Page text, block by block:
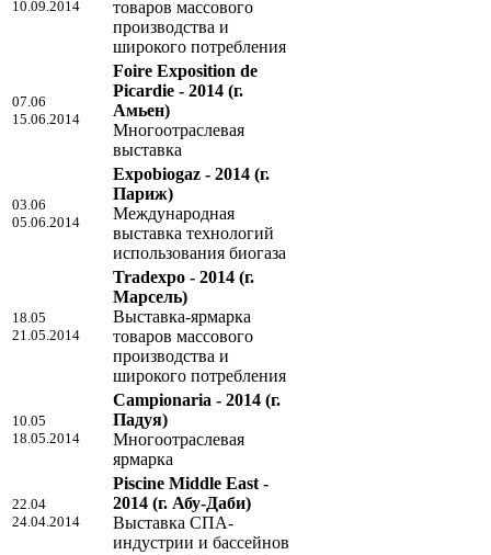
10.09.2014
товаров массового
производства и
широкого потребления
07.06
15.06.2014
Foire Exposition de
Picardie - 2014 (г.
Амьен)
Многоотраслевая
выставка
03.06
05.06.2014
Expobiogaz - 2014 (г.
Париж)
Международная
выставка технологий
использования биогаза
18.05
21.05.2014
Tradexpo - 2014 (г.
Марсель)
Выставка-ярмарка
товаров массового
производства и
широкого потребления
10.05
18.05.2014
Campionaria - 2014 (г.
Падуя)
Многоотраслевая
ярмарка
22.04
24.04.2014
Piscine Middle East -
2014 (г. Абу-Даби)
Выставка СПА-
индустрии и бассейнов